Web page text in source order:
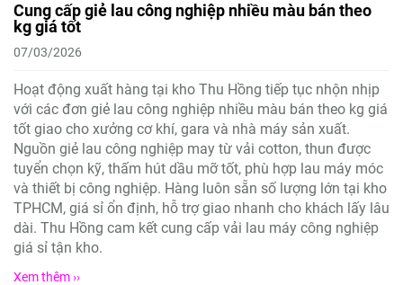
Cung cấp giẻ lau công nghiệp nhiều màu bán theo
kg giá tốt
07/03/2026
Hoạt động xuất hàng tại kho Thu Hồng tiếp tục nhộn nhịp
với các đơn giẻ lau công nghiệp nhiều màu bán theo kg giá
tốt giao cho xưởng cơ khí, gara và nhà máy sản xuất.
Nguồn giẻ lau công nghiệp may từ vải cotton, thun được
tuyển chọn kỹ, thấm hút dầu mỡ tốt, phù hợp lau máy móc
và thiết bị công nghiệp. Hàng luôn sẵn số lượng lớn tại kho
TPHCM, giá sỉ ổn định, hỗ trợ giao nhanh cho khách lấy lâu
dài. Thu Hồng cam kết cung cấp vải lau máy công nghiệp
giá sỉ tận kho.
Xem thêm ››